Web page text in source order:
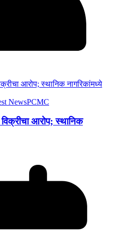
NewsPCMC
आरोप; स्थानिक